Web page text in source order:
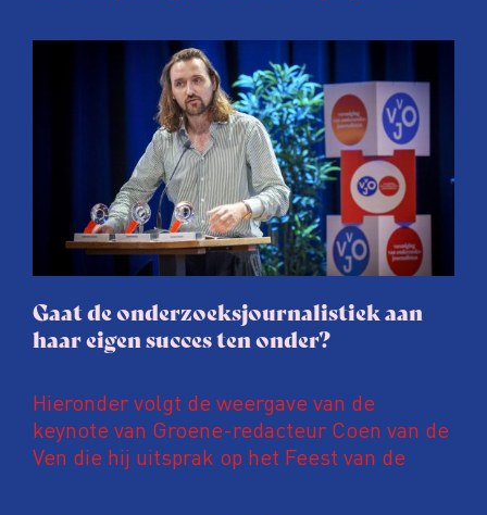
afgelopen twee jaar te maken met
juridische dreiging of een juridische
procedure rond het eigen werk. Dat kost
journalisten tijd, ook ervaren zij stress en
soms worden publicaties aangepast of
gaat de hele publicatie zelfs niet door.
Gaat de onderzoeksjournalistiek aan
haar eigen succes ten onder?
Hieronder volgt de weergave van de
keynote van Groene-redacteur Coen van de
Ven die hij uitsprak op het Feest van de